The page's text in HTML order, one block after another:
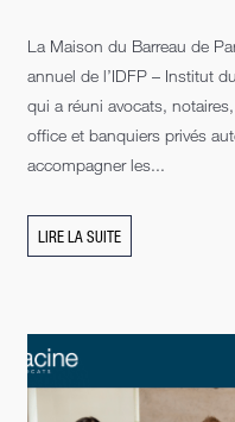
La Maison du Barreau de
annuel de l’IDFP – Institut
qui a réuni avocats,
office et banquiers privés
accompagner les...
LIRE LA SUITE